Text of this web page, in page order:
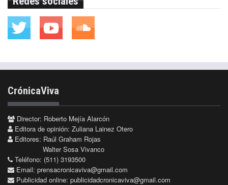
CrónicaViva
Director: Roberto Mejía Alarcón
Editora de opinión: Zuliana Lainez Otero
Editores: Raúl Graham Rojas
Walter Sosa Vivanco
Teléfono: (511) 3193500
Email: prensacronicaviva@gmail.com
Publicidad online: publicidadcronicaviva@gmail.com